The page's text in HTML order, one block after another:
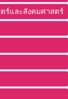
และสังคมศาสตร์